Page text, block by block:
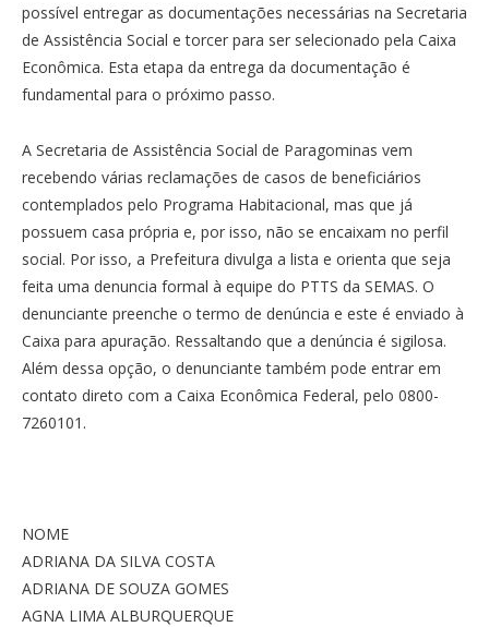
possível entregar as documentações necessárias na Secretaria
de Assistência Social e torcer para ser selecionado pela Caixa
Econômica. Esta etapa da entrega da documentação é
fundamental para o próximo passo.
A Secretaria de Assistência Social de Paragominas vem
recebendo várias reclamações de casos de beneficiários
contemplados pelo Programa Habitacional, mas que já
possuem casa própria e, por isso, não se encaixam no perfil
social. Por isso, a Prefeitura divulga a lista e orienta que seja
feita uma denuncia formal à equipe do PTTS da SEMAS. O
denunciante preenche o termo de denúncia e este é enviado à
Caixa para apuração. Ressaltando que a denúncia é sigilosa.
Além dessa opção, o denunciante também pode entrar em
contato direto com a Caixa Econômica Federal, pelo 0800-
7260101.
NOME
ADRIANA DA SILVA COSTA
ADRIANA DE SOUZA GOMES
AGNA LIMA ALBURQUERQUE